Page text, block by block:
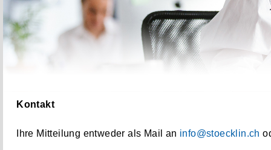
Kontakt
Ihre Mitteilung entweder als Mail an info@stoecklin.ch